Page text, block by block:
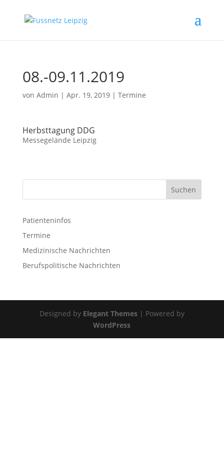
08.-09.11.2019
von Admin | Apr. 19, 2019| Termine
Herbsttagung DDG
Messegelände Leipzig
Patienteninfos
Termine
Medizinische Nachrichten
Berufspolitische Nachrichten
Designed by Elegant Themes| Powered by
WordPress